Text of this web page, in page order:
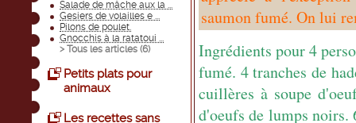
Salade de mâche aux la ...
Gesiers de volailles e ...
Pilons de poulet.
Gnocchis à la ratatoui ...
> Tous les articles (6)
Petits plats pour
animaux
Les recettes sans
saumon fumé. On lui
Ingrédients pour 4
fumé. 4 tranches de
cuillères à soupe
d'oeufs de lumps noirs.